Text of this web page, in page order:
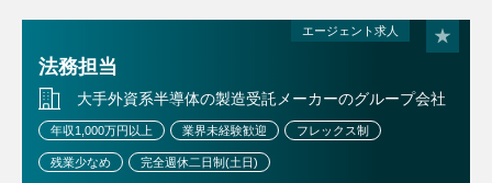
エージェント求人
法務担当
大手外資系半導体の製造受託メーカーのグループ会社
年収1,000万円以上 業界未経験歓迎 フレックス制
残業少なめ 完全週休二日制(土日)